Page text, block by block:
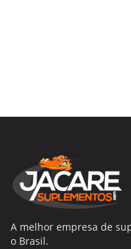
A melhor empresa de
o Brasil.